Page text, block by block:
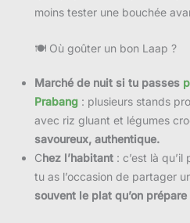
moins tester une bouchée
🍽 Où goûter un bon Laap ?
Marché de nuit si tu passes
Prabang : plusieurs stands
avec riz gluant et légumes
savoureux, authentique.
Chez l’habitant : c’est là
tu as l’occasion de partager
souvent le plat qu’on